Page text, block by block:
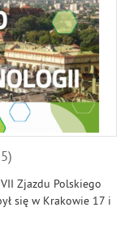
Zjazdu Polskiego
się w Krakowie 17 i